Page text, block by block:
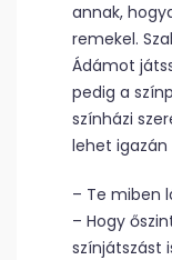
annak,
remekel.
Ádámot
pedig a
színházi
lehet
– Te miben
– Hogy
színjátszást